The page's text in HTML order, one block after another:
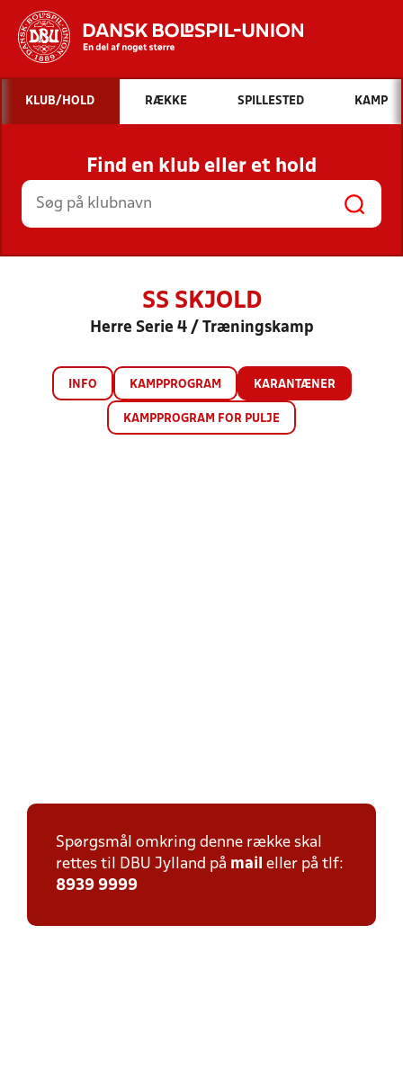
Hvad vil du søge efter?
INDHOLD OG NYHEDER
STILLINGER, RESULTATER, KLUBBER OG
HOLD
KLUB/HOLD RÆKKE SPILLESTED KAMP
Find en klub eller et hold
SS SKJOLD
Herre Serie 4 / Træningskamp
INFO KAMPPROGRAM KARANTÆNER
KAMPPROGRAM FOR PULJE
Spørgsmål omkring denne række skal
rettes til DBU Jylland på mail eller på tlf:
8939 9999